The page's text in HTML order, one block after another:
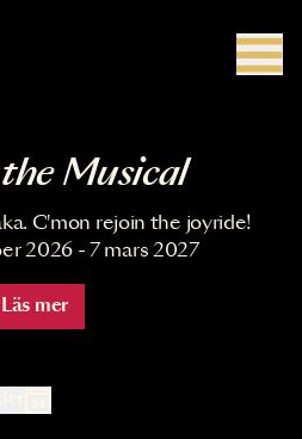
Musical
C'mon rejoin the joyride!
2026 - 7 mars 2027
Läs mer